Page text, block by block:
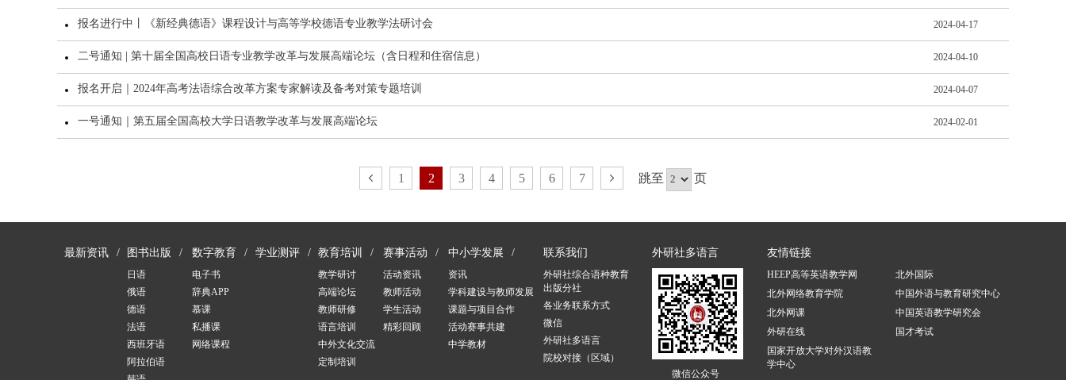
报名进行中丨《新经典德语》课程设计与高等学校德语专业教学法研讨会 2024-04-17
二号通知 | 第十届全国高校日语专业教学改革与发展高端论坛（含日程和住宿信息） 2024-04-10
报名开启｜2024年高考法语综合改革方案专家解读及备考对策专题培训 2024-04-07
一号通知｜第五届全国高校大学日语教学改革与发展高端论坛 2024-02-01
1 2 3 4 5 6 7 跳至 页
最新资讯 图书出版
日语
俄语
德语
法语
西班牙语
阿拉伯语
数字教育
电子书
辞典APP
慕课
私播课
网络课程
学业测评 教育培训
教学研讨
高端论坛
教师研修
语言培训
中外文化交流
定制培训
赛事活动
活动资讯
教师活动
学生活动
精彩回顾
中小学发展
资讯
学科建设与教师发展
课题与项目合作
活动赛事共建
中学教材
联系我们
外研社综合语种教育
出版分社
各业务联系方式
微信
外研社多语言
院校对接（区域）
外研社多语言
微信公众号
友情链接
HEEP高等英语教学网
北外国际
北外网络教育学院
中国外语与教育研究中心
北外网课
中国英语教学研究会
外研在线
国才考试
国家开放大学对外汉语教
学中心